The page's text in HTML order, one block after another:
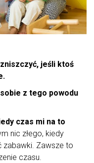
jeśli ktoś
z tego powodu
czas mi na to
nic złego, kiedy
zabawki. Zawsze to
czasu.